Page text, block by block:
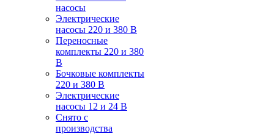
насосы
Электрические
насосы 220 и 380 В
Переносные
комплекты 220 и 380
В
Бочковые комплекты
220 и 380 В
Электрические
насосы 12 и 24 В
Снято с
производства